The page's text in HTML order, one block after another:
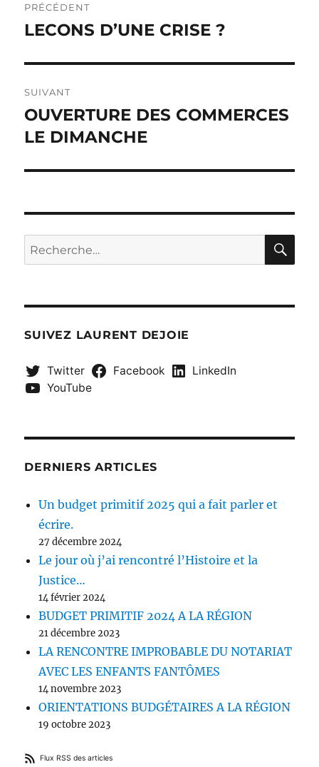
de
PRÉCÉDENT
Publication
LECONS D’UNE CRISE ?
SUIVANT
Publication
suivante :
OUVERTURE DES COMMERCES
LE DIMANCHE
Recherche
pour :
SUIVEZ LAURENT DEJOIE
Twitter Facebook
LinkedIn
YouTube
DERNIERS ARTICLES
Un budget primitif 2025 qui a fait parler et
écrire.
27 décembre 2024
Le jour où j’ai rencontré l’Histoire et la
Justice…
14 février 2024
BUDGET PRIMITIF 2024 A LA RÉGION
21 décembre 2023
LA RENCONTRE IMPROBABLE DU NOTARIAT
AVEC LES ENFANTS FANTÔMES
14 novembre 2023
ORIENTATIONS BUDGÉTAIRES A LA RÉGION
19 octobre 2023
Flux RSS des articles